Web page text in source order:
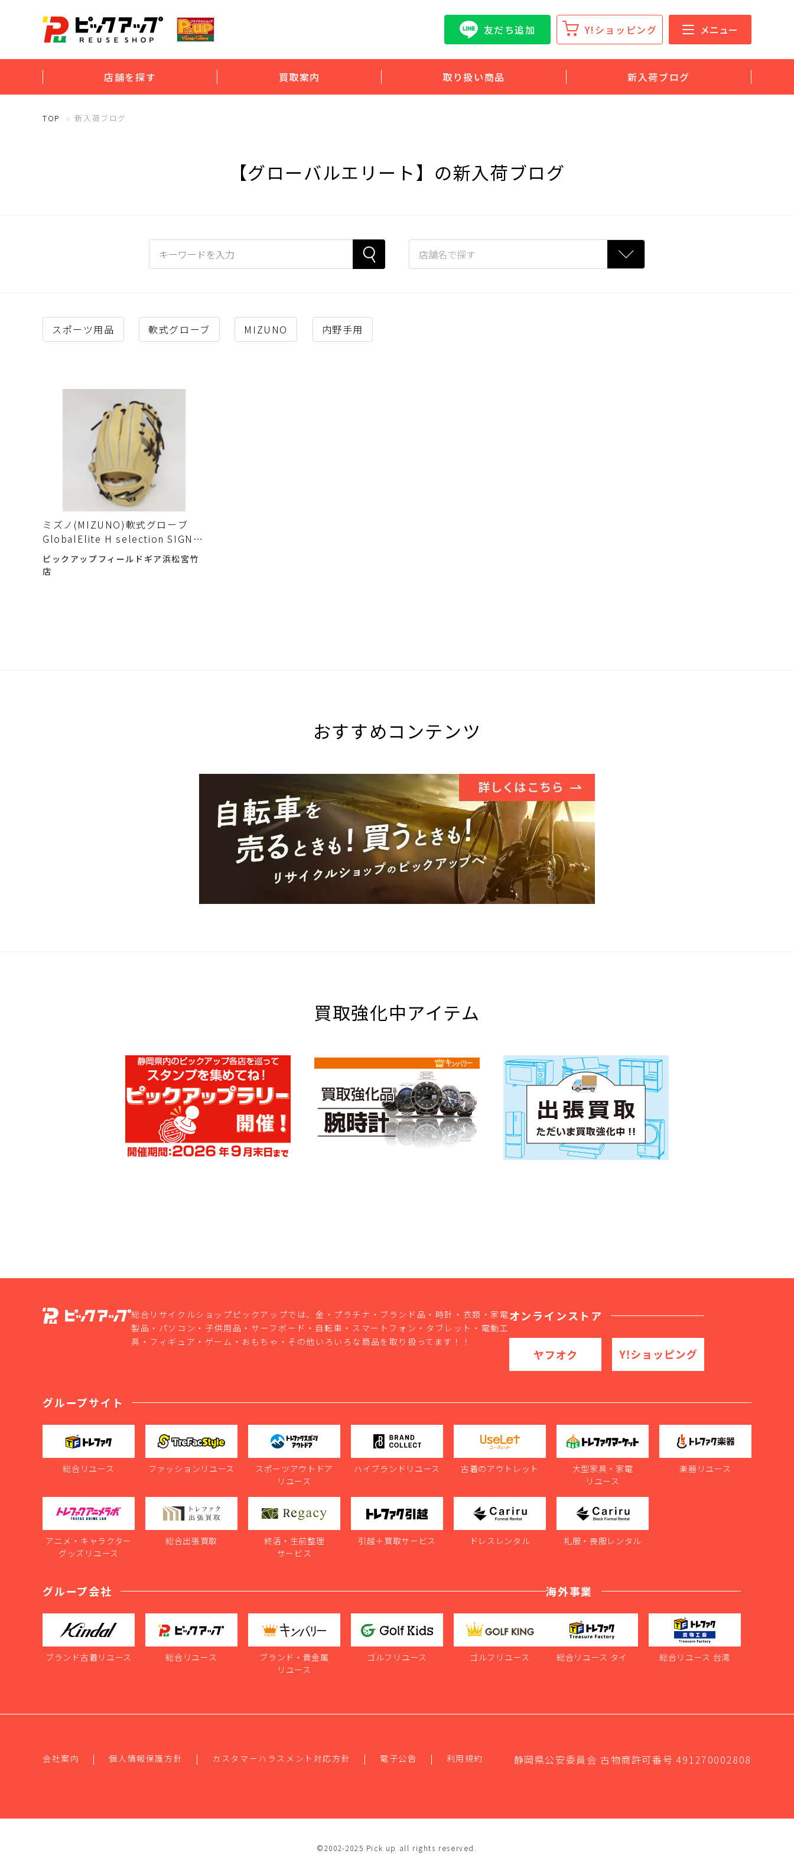
友だち追加 Y!ショッピング メニュー
店舗を探す 買取案内 取り扱い商品 新入荷ブログ
TOP 新入荷ブログ
【グローバルエリート】の新入荷ブログ
スポーツ用品 軟式グローブ MIZUNO 内野手用
ミズノ(MIZUNO)軟式グローブ
GlobalElite H selection SIGNA
が入荷致しました！
ピックアップフィールドギア浜松宮竹
店
おすすめコンテンツ
買取強化中アイテム
総合リサイクルショップピックアップでは、金・プラチナ・ブランド品・時計・衣類・家電
製品・パソコン・子供用品・サーフボード・自転車・スマートフォン・タブレット・電動工
具・フィギュア・ゲーム・おもちゃ・その他いろいろな商品を取り扱ってます！！
オンラインストア
グループサイト
総合リユース ファッションリユース
スポーツアウトドア
リユース
ハイブランドリユース 古着のアウトレット
大型家具・家電
リユース
楽器リユース
アニメ・キャラクター
グッズリユース
総合出張買取
終活・生前整理
サービス
引越＋買取サービス ドレスレンタル 礼服・喪服レンタル
グループ会社
ブランド古着リユース 総合リユース
ブランド・貴金属
リユース
ゴルフリユース ゴルフリユース
海外事業
総合リユース タイ 総合リユース 台湾
会社案内 個人情報保護方針 カスタマーハラスメント対応方針 電子公告 利用規約 静岡県公安委員会 古物商許可番号 491270002808
©2002-2025 Pick up all rights reserved.